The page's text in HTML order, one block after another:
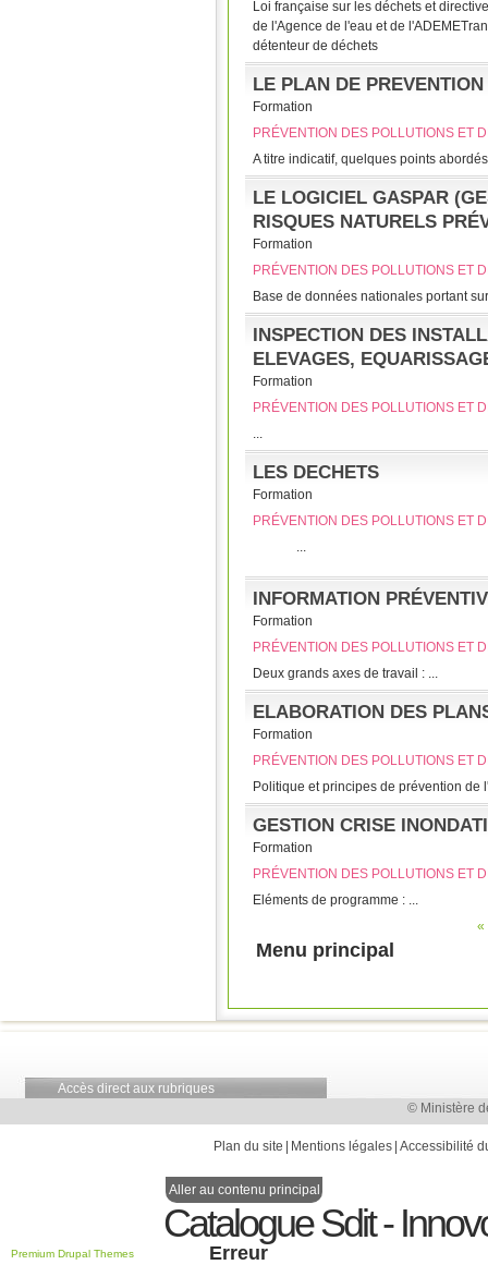
Loi française sur les déchets et
de l'Agence de l'eau et de
détenteur de déchets
LE PLAN DE
Formation
PRÉVENTION DES POLLUTIONS ET
A titre indicatif, quelques points abordés
LE LOGICIEL GASPAR
RISQUES NATURELS
Formation
PRÉVENTION DES POLLUTIONS ET
Base de données nationales portant
INSPECTION DES
ELEVAGES,
Formation
PRÉVENTION DES POLLUTIONS ET
...
LES DECHETS
Formation
PRÉVENTION DES POLLUTIONS ET
...
INFORMATION
Formation
PRÉVENTION DES POLLUTIONS ET
Deux grands axes de travail : ...
ELABORATION DES
Formation
PRÉVENTION DES POLLUTIONS ET
­Politique et principes de prévention de
GESTION CRISE
Formation
PRÉVENTION DES POLLUTIONS ET
Eléments de programme : ...
«
Menu principal
Accès direct aux rubriques
© Ministère
Plan du site Mentions légales Accessibilité
Aller au contenu principal
Catalogue Sdit -
Erreur
Premium Drupal Themes